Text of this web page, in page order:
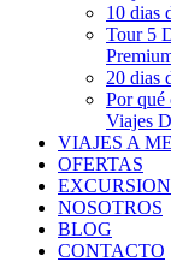
10 dias
Tour 5
20 dias
Por qué
Viajes
VIAJES A
OFERTAS
NOSOTROS
BLOG
CONTACTO